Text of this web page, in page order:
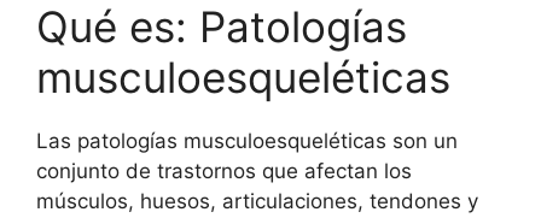
Qué es: Patologías
musculoesqueléticas
Las patologías musculoesqueléticas son un
conjunto de trastornos que afectan los
músculos, huesos, articulaciones, tendones y